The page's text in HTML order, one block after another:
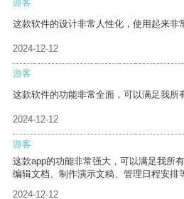
游客
这款软件的设计非常人性化，使用起来非
2024-12-12
游客
这款软件的功能非常全面，可以满足我所
2024-12-12
游客
这款app的功能非常强大，可以满足我所
编辑文档、制作演示文稿、管理日程安排
2024-12-12